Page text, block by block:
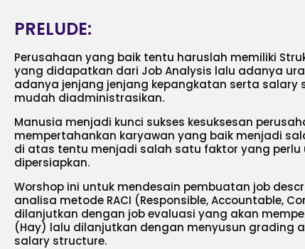
PRELUDE:
Perusahaan yang baik tentu haruslah memiliki
yang didapatkan dari Job Analysis lalu adanya
adanya jenjang jenjang kepangkatan serta
mudah diadministrasikan.
Manusia menjadi kunci sukses kesuksesan
mempertahankan karyawan yang baik menjadi
di atas tentu menjadi salah satu faktor yang
dipersiapkan.
Worshop ini untuk mendesain pembuatan job
analisa metode RACI (Responsible, Accountable,
dilanjutkan dengan job evaluasi yang akan
(Hay) lalu dilanjutkan dengan menyusun grading
salary structure.